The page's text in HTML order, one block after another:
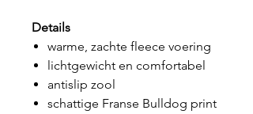
Details
warme, zachte fleece voering
lichtgewicht en comfortabel
antislip zool
schattige Franse Bulldog print